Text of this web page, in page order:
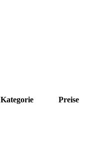
Kategorie Preise